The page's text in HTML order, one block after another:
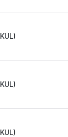
KUL)
KUL)
KUL)